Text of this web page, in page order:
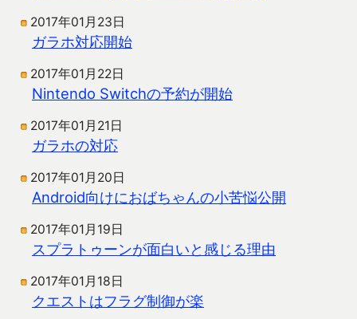
2017年01月23日
ガラホ対応開始
2017年01月22日
Nintendo Switchの予約が開始
2017年01月21日
ガラホの対応
2017年01月20日
Android向けにおばちゃんの小苦悩公開
2017年01月19日
スプラトゥーンが面白いと感じる理由
2017年01月18日
クエストはフラグ制御が楽